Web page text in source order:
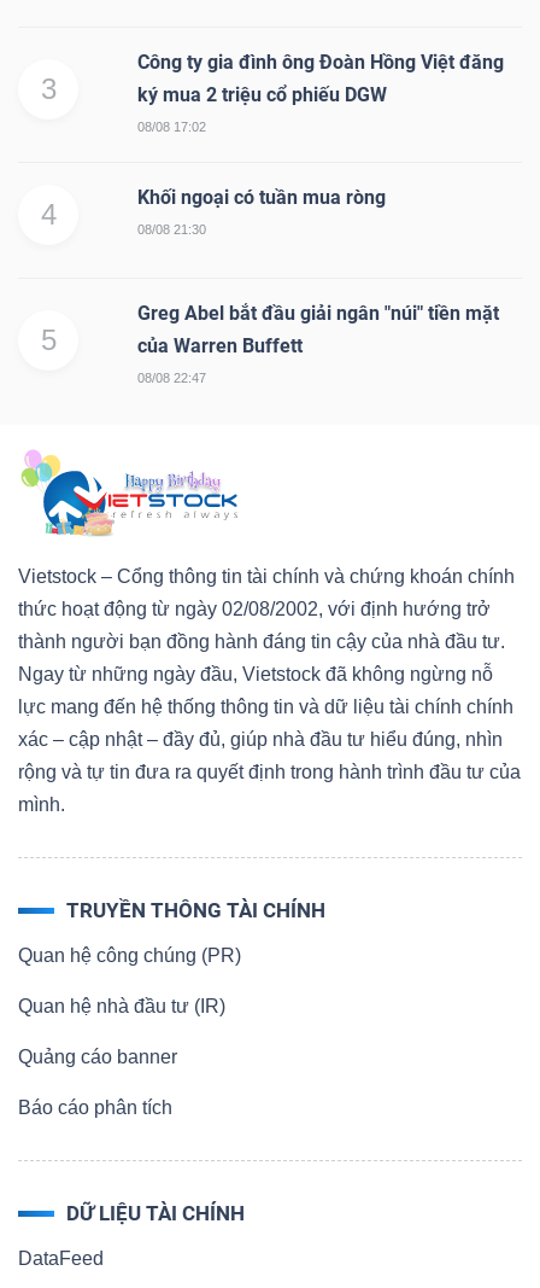
3
Công ty gia đình ông Đoàn Hồng Việt đăng
ký mua 2 triệu cổ phiếu DGW
08/08 17:02
4
Khối ngoại có tuần mua ròng
08/08 21:30
5
Greg Abel bắt đầu giải ngân "núi" tiền mặt
của Warren Buffett
08/08 22:47
Vietstock – Cổng thông tin tài chính và chứng khoán chính
thức hoạt động từ ngày 02/08/2002, với định hướng trở
thành người bạn đồng hành đáng tin cậy của nhà đầu tư.
Ngay từ những ngày đầu, Vietstock đã không ngừng nỗ
lực mang đến hệ thống thông tin và dữ liệu tài chính chính
xác – cập nhật – đầy đủ, giúp nhà đầu tư hiểu đúng, nhìn
rộng và tự tin đưa ra quyết định trong hành trình đầu tư của
mình.
TRUYỀN THÔNG TÀI CHÍNH
Quan hệ công chúng (PR)
Quan hệ nhà đầu tư (IR)
Quảng cáo banner
Báo cáo phân tích
DỮ LIỆU TÀI CHÍNH
DataFeed